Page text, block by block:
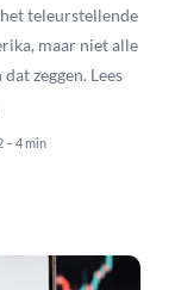
teleurstellende
maar niet alle
zeggen. Lees
– 4 min